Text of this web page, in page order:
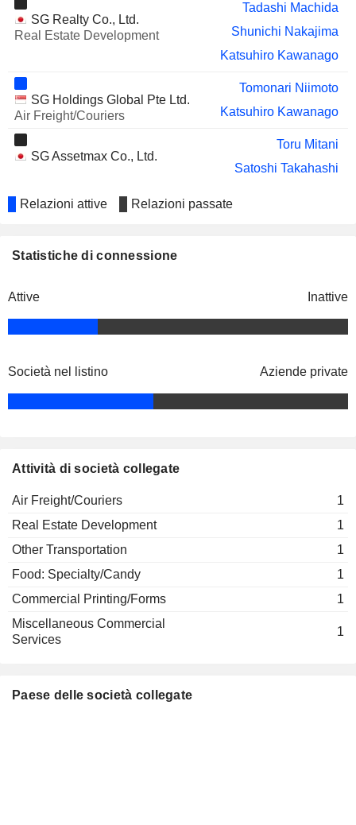
SG Realty Co., Ltd.
Real Estate Development
Tadashi Machida
Shunichi Nakajima
Katsuhiro Kawanago
SG Holdings Global Pte Ltd.
Air Freight/Couriers
Tomonari Niimoto
Katsuhiro Kawanago
SG Assetmax Co., Ltd.
Toru Mitani
Satoshi Takahashi
Relazioni attive Relazioni passate
Statistiche di connessione
Attive Inattive
Società nel listino Aziende private
Attività di società collegate
Air Freight/Couriers
1
Real Estate Development
1
Other Transportation
1
Food: Specialty/Candy
1
Commercial Printing/Forms
1
Miscellaneous Commercial
Services
1
Paese delle società collegate